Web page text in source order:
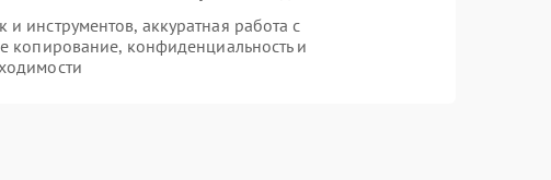
инструментов, аккуратная работа с
копирование, конфиденциальность и